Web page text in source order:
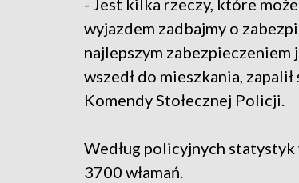
- Jest kilka rzeczy, które
wyjazdem zadbajmy o
najlepszym zabezpieczeniem
wszedł do mieszkania,
Komendy Stołecznej Policji.
Według policyjnych
3700 włamań.